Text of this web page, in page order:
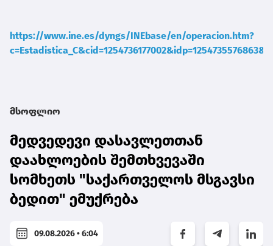
https://www.ine.es/dyngs/INEbase/en/operacion.htm?
მსოფლიო
მედვედევი დასავლეთთან
დაახლოების შემთხვევაში
სომხეთს "საქართველოს მსგავსი
ბედით" ემუქრება
09.08.2026 • 6:04